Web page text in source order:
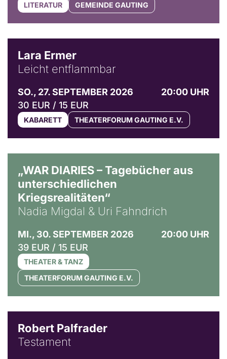
LITERATUR GEMEINDE GAUTING
Lara Ermer
Leicht entflammbar
SO., 27. SEPTEMBER 2026
20:00 UHR
30 EUR / 15 EUR
KABARETT THEATERFORUM GAUTING E.V.
„WAR DIARIES – Tagebücher aus
unterschiedlichen
Kriegsrealitäten“
Nadia Migdal & Uri Fahndrich
MI., 30. SEPTEMBER 2026
20:00 UHR
39 EUR / 15 EUR
THEATER & TANZ
THEATERFORUM GAUTING E.V.
Robert Palfrader
Testament